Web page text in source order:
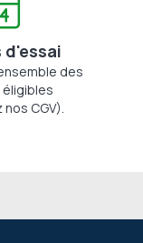
d'essai
des
CGV).